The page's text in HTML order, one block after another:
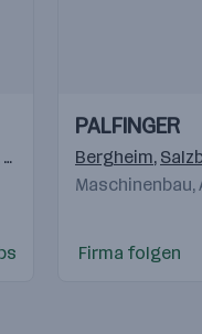
Krottendorf (Weiz),
Videos
Einblicke
Einblicke
PALFINGER
Bergheim,
Maschinenbau,
Firma folgen